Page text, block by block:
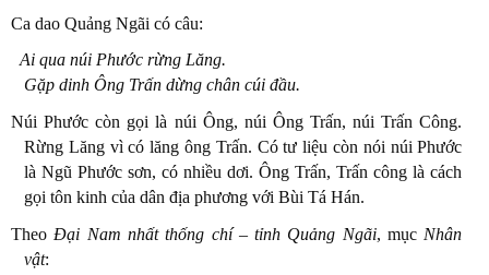
Ca dao Quảng Ngãi có câu:
Ai qua núi Phước rừng Lăng.
Gặp dinh Ông Trấn dừng chân cúi đầu.
Núi Phước còn gọi là núi Ông, núi Ông Trấn, núi Trấn Công.
Rừng Lăng vì có lăng ông Trấn. Có tư liệu còn nói núi Phước
là Ngũ Phước sơn, có nhiều dơi. Ông Trấn, Trấn công là cách
gọi tôn kinh của dân địa phương với Bùi Tá Hán.
TheoĐại Nam nhất thống chí – tỉnh Quảng Ngãi, mục Nhân
vật: